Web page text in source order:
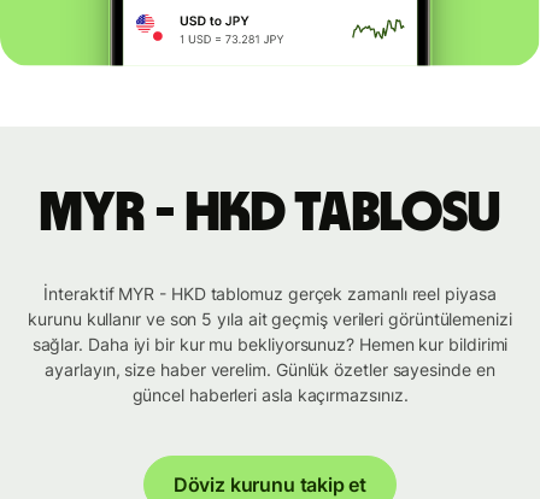
MYR - HKD tablosu
İnteraktif MYR - HKD tablomuz gerçek zamanlı reel piyasa
kurunu kullanır ve son 5 yıla ait geçmiş verileri görüntülemenizi
sağlar. Daha iyi bir kur mu bekliyorsunuz? Hemen kur bildirimi
ayarlayın, size haber verelim. Günlük özetler sayesinde en
güncel haberleri asla kaçırmazsınız.
Döviz kurunu takip et